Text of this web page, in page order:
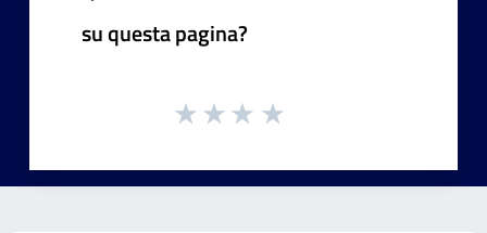
su questa pagina?